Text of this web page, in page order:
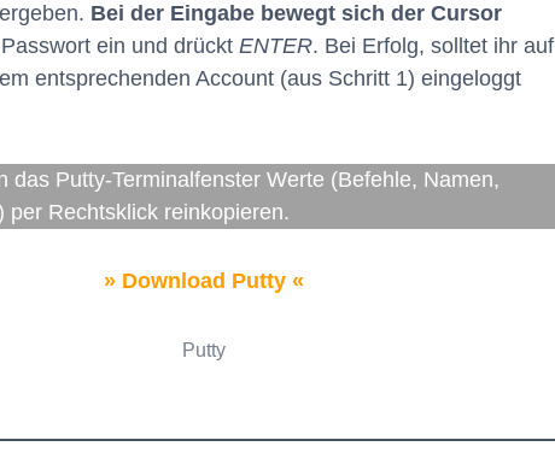
Bei der Eingabe bewegt sich der Cursor
ein und drückt ENTER. Bei Erfolg, solltet ihr auf
entsprechenden Account (aus Schritt 1) eingeloggt
das Putty-Terminalfenster Werte (Befehle, Namen,
per Rechtsklick reinkopieren.
» Download Putty «
Putty